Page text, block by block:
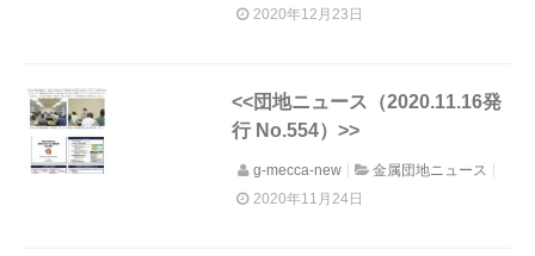
2020年12月23日
<<団地ニュース（2020.11.16発
行 No.554）>>
g-mecca-new
金属団地ニュース
2020年11月24日